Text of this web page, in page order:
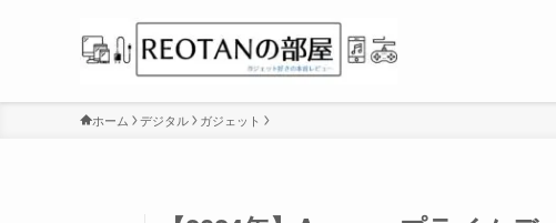
ホーム デジタル ガジェット